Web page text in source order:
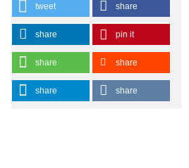
tweet share
share pin it
share share
share share